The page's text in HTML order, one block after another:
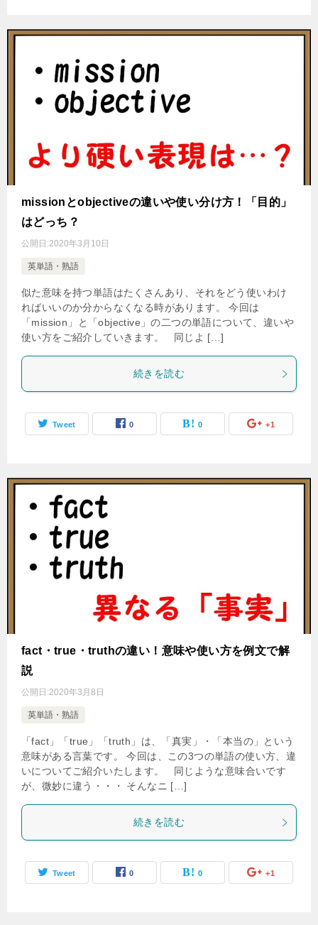
missionとobjectiveの違いや使い分け方！「目的」
はどっち？
公開日:2020年3月10日
英単語・熟語
似た意味を持つ単語はたくさんあり、それをどう使いわけ
ればいいのか分からなくなる時があります。 今回は
「mission」と「objective」の二つの単語について、違いや
使い方をご紹介していきます。 同じよ […]
続きを読む
Tweet 0 0 +1
fact・true・truthの違い！意味や使い方を例文で解
説
公開日:2020年3月8日
英単語・熟語
「fact」「true」「truth」は、「真実」・「本当の」という
意味がある言葉です。 今回は、この3つの単語の使い方、違
いについてご紹介いたします。 同じような意味合いです
が、微妙に違う・・・ そんなニ […]
続きを読む
Tweet 0 0 +1